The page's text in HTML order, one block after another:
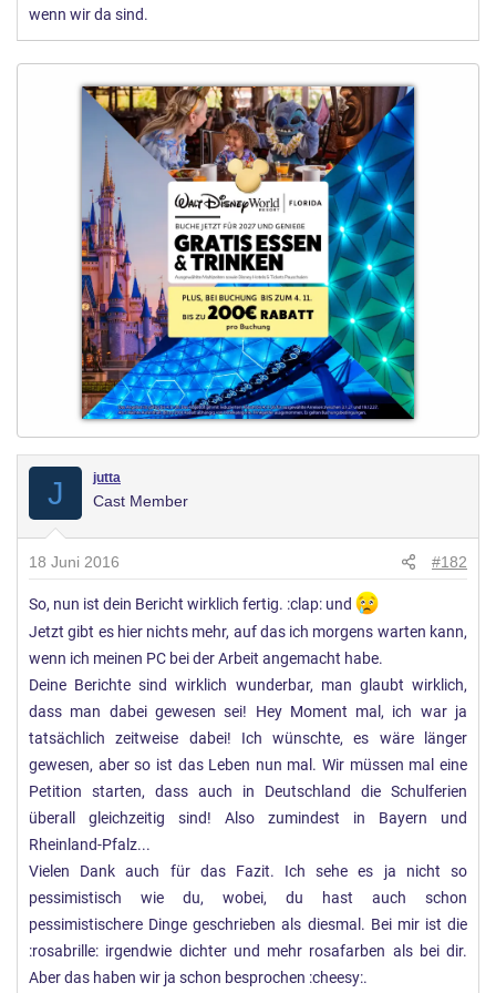
wenn wir da sind.
J jutta
Cast Member
18 Juni 2016 #182
So, nun ist dein Bericht wirklich fertig. :clap: und
Jetzt gibt es hier nichts mehr, auf das ich morgens warten kann,
wenn ich meinen PC bei der Arbeit angemacht habe.
Deine Berichte sind wirklich wunderbar, man glaubt wirklich,
dass man dabei gewesen sei! Hey Moment mal, ich war ja
tatsächlich zeitweise dabei! Ich wünschte, es wäre länger
gewesen, aber so ist das Leben nun mal. Wir müssen mal eine
Petition starten, dass auch in Deutschland die Schulferien
überall gleichzeitig sind! Also zumindest in Bayern und
Rheinland-Pfalz...
Vielen Dank auch für das Fazit. Ich sehe es ja nicht so
pessimistisch wie du, wobei, du hast auch schon
pessimistischere Dinge geschrieben als diesmal. Bei mir ist die
:rosabrille: irgendwie dichter und mehr rosafarben als bei dir.
Aber das haben wir ja schon besprochen :cheesy:.